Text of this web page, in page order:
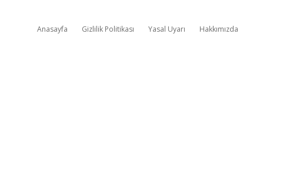
Anasayfa Gizlilik Politikası Yasal Uyarı Hakkımızda